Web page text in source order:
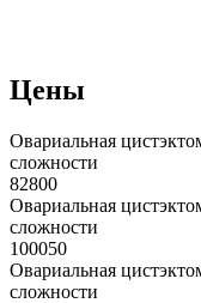
Цены
Овариальная
сложности
82800
Овариальная
сложности
100050
Овариальная
сложности